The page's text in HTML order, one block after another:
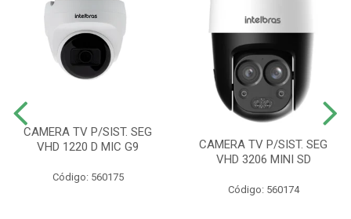
CAMERA TV P/SIST. SEG
VHD 1220 D MIC G9
Código: 560175
CAMERA TV P/SIST. SEG
VHD 3206 MINI SD
Código: 560174